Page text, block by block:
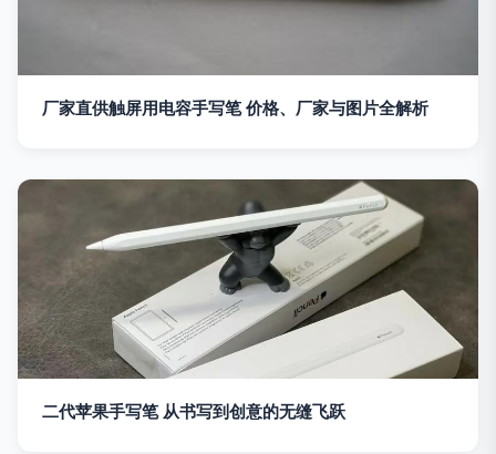
厂家直供触屏用电容手写笔 价格、厂家与图片全解析
二代苹果手写笔 从书写到创意的无缝飞跃